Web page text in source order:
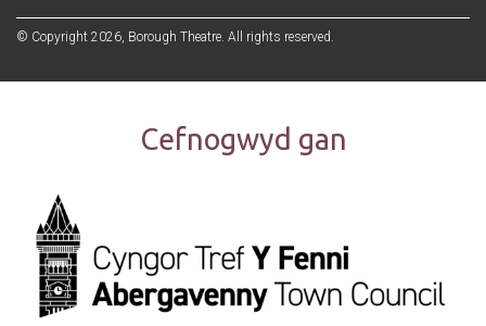
© Copyright 2026, Borough Theatre. All rights reserved.
Cefnogwyd gan